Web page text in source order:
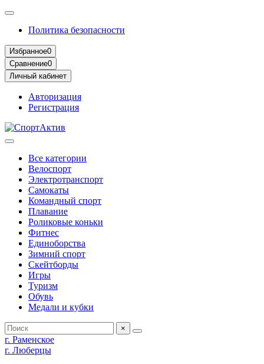
Политика безопасности
Избранное0
Сравнение0
Личный кабинет
Авторизация
Регистрация
Все категории
Велоспорт
Электротранспорт
Самокаты
Командный спорт
Плавание
Роликовые коньки
Фитнес
Единоборства
Зимний спорт
Скейтборды
Игры
Туризм
Обувь
Медали и кубки
×
г. Раменское
г. Люберцы